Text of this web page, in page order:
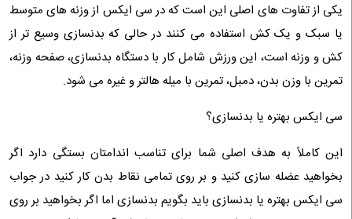
یکی از تفاوت های اصلی این است که در سی ایکس از وزنه های متوسط
یا سبک و یک کش استفاده می کنند در حالی که بدنسازی وسیع تر از
کش و وزنه است، این ورزش شامل کار با دستگاه بدنسازی، صفحه وزنه،
تمرین با وزن بدن، دمبل، تمرین با میله هالتر و غیره می ‌شود.
سی ایکس بهتره یا بدنسازی؟
این کاملاً به هدف اصلی شما برای تناسب اندامتان بستگی دارد اگر
بخواهید عضله سازی کنید و بر روی تمامی نقاط بدن کار کنید در جواب
سی ایکس بهتره یا بدنسازی باید بگویم بدنسازی اما اگر بخواهید بر روی